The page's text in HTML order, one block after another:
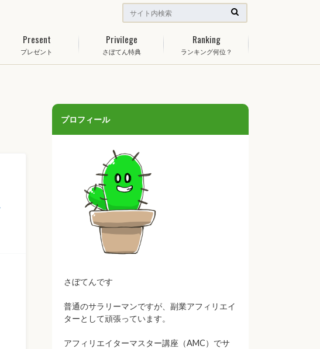
プレゼント
Present
さぼてん特典
Privilege
ランキング何位？
Ranking
プロフィール
さぼてんです
普通のサラリーマンですが、副業アフィリエイ
ターとして頑張っています。
アフィリエイターマスター講座（AMC）でサ